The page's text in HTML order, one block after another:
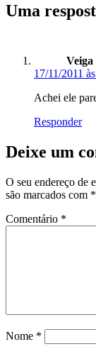
Uma
Veiga
17/11/2011
Achei ele
Responder
Deixe um
O seu endereço de
são marcados com *
Comentário *
Nome *